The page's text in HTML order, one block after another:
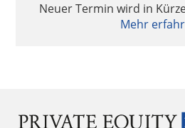
Neuer Termin wird in
Mehr